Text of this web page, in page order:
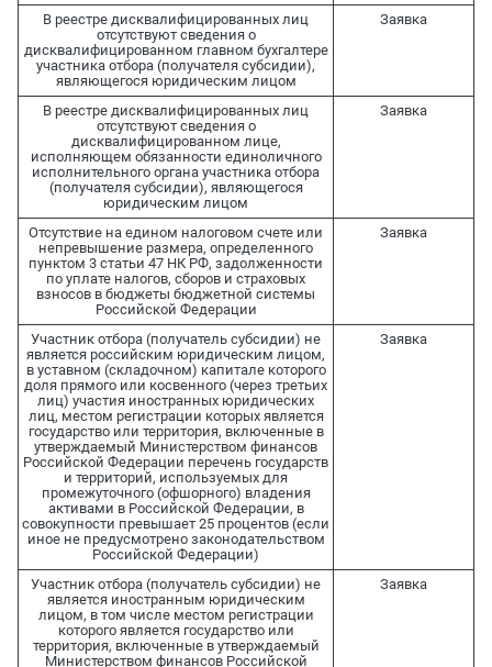
В реестре дисквалифицированных лиц
отсутствуют сведения о
дисквалифицированном главном бухгалтере
участника отбора (получателя субсидии),
являющегося юридическим лицом
Заявка
В реестре дисквалифицированных лиц
отсутствуют сведения о
дисквалифицированном лице,
исполняющем обязанности единоличного
исполнительного органа участника отбора
(получателя субсидии), являющегося
юридическим лицом
Заявка
Отсутствие на едином налоговом счете или
непревышение размера, определенного
пунктом 3 статьи 47 НК РФ, задолженности
по уплате налогов, сборов и страховых
взносов в бюджеты бюджетной системы
Российской Федерации
Заявка
Участник отбора (получатель субсидии) не
является российским юридическим лицом,
в уставном (складочном) капитале которого
доля прямого или косвенного (через третьих
лиц) участия иностранных юридических
лиц, местом регистрации которых является
государство или территория, включенные в
утверждаемый Министерством финансов
Российской Федерации перечень государств
и территорий, используемых для
промежуточного (офшорного) владения
активами в Российской Федерации, в
совокупности превышает 25 процентов (если
иное не предусмотрено законодательством
Российской Федерации)
Заявка
Участник отбора (получатель субсидии) не
является иностранным юридическим
лицом, в том числе местом регистрации
которого является государство или
территория, включенные в утверждаемый
Министерством финансов Российской
Заявка